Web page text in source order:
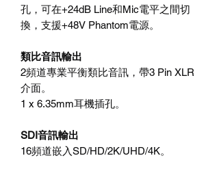
孔，可在+24dB Line和Mic電平之間切
換，支援+48V Phantom電源。
類比音訊輸出
2頻道專業平衡類比音訊，帶3 Pin XLR
介面。
1 x 6.35mm耳機插孔。
SDI音訊輸出
16頻道嵌入SD/HD/2K/UHD/4K。